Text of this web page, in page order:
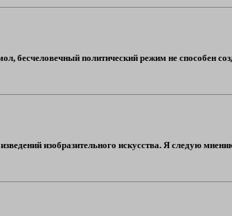
бесчеловечный политический режим не способен
изобразительного искусства. Я следую